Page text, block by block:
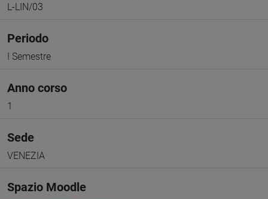
L-LIN/03
Periodo
I Semestre
Anno corso
1
Sede
VENEZIA
Spazio Moodle